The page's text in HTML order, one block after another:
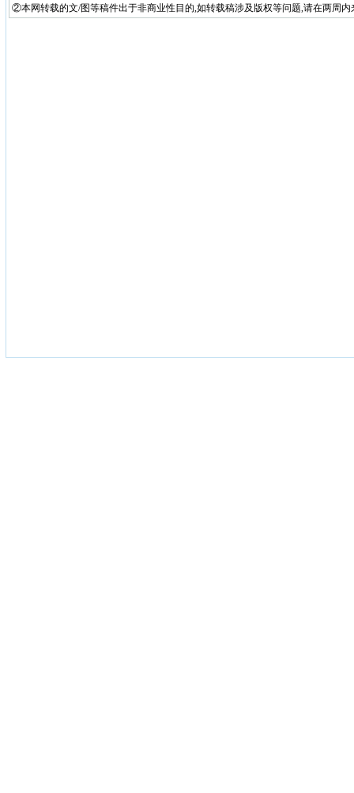
②本网转载的文/图等稿件出于非商业性目的,如转载稿涉及版权等问题,请在两周内